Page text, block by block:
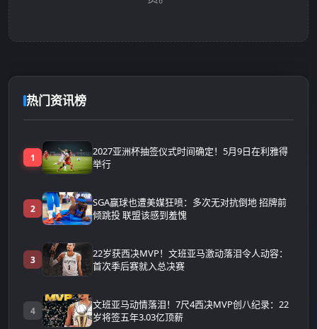
热门资讯榜
1
2027亚洲杯抽签仪式时间确定！5月9日在利雅得
举行
2
SGA赢球也遭美媒狂喷：多次无对抗倒地 招牌前
倾跳投 联盟该感到羞愧
3
22岁获西决MVP！文班亚马激动落泪令人动容：
首次季后赛就入总决赛
4
文班亚马动情落泪！7尺4西决MVP创八纪录：22
岁将签五年3.03亿顶薪